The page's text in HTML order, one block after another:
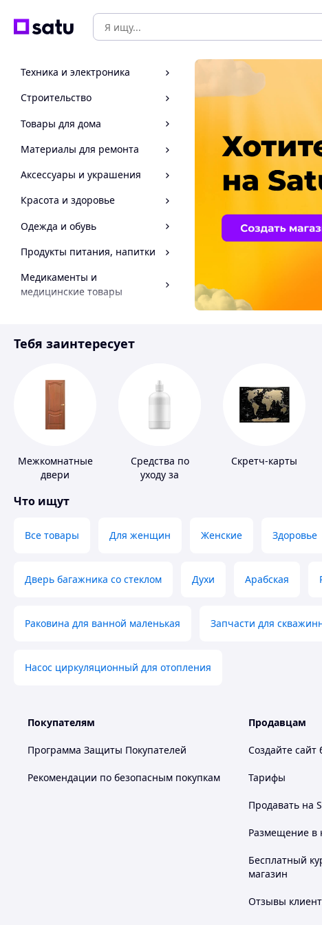
Техника и электроника
Строительство
Товары для дома
Материалы для ремонта
Аксессуары и украшения
Красота и здоровье
Одежда и обувь
Продукты питания, напитки
Медикаменты и
медицинские товары
Инструмент
Тебя заинтересует
Межкомнатные
двери
Средства по
уходу за
Скретч-карты
Что ищут
Все товары Для женщин Женские Здоровье
Дверь багажника со стеклом Духи Арабская
Раковина для ванной маленькая Запчасти для
Насос циркуляционный для отопления
Покупателям
Программа Защиты Покупателей
Рекомендации по безопасным покупкам
Продавцам
Создайте сайт
Тарифы
Продавать на
Размещение в
Бесплатный
магазин
Отзывы